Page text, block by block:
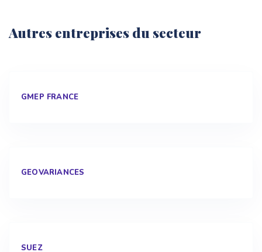
Autres entreprises du secteur
GMEP FRANCE
GEOVARIANCES
SUEZ